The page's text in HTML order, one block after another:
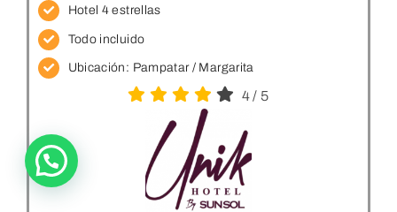
Hotel 4 estrellas
Todo incluido
Ubicación: Pampatar / Margarita
4/ 5